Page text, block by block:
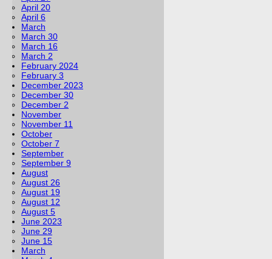
April 20
April 6
March
March 30
March 16
March 2
February 2024
February 3
December 2023
December 30
December 2
November
November 11
October
October 7
September
September 9
August
August 26
August 19
August 12
August 5
June 2023
June 29
June 15
March